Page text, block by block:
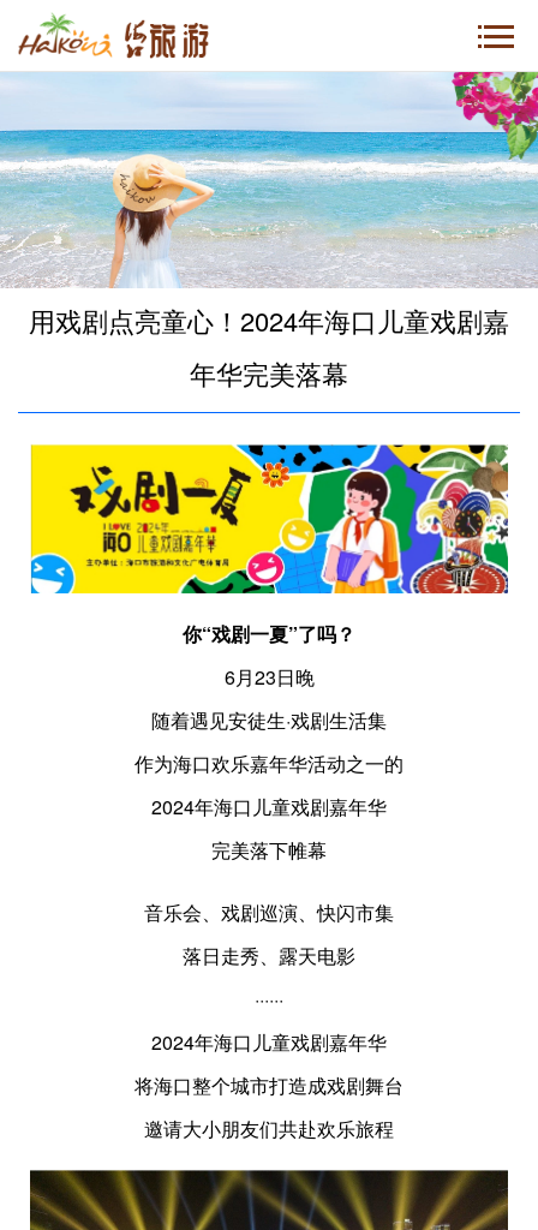
用戏剧点亮童心！2024年海口儿童戏剧嘉
年华完美落幕
你“戏剧一夏”了吗？
6月23日晚
随着遇见安徒生·戏剧生活集
作为海口欢乐嘉年华活动之一的
2024年海口儿童戏剧嘉年华
完美落下帷幕
音乐会、戏剧巡演、快闪市集
落日走秀、露天电影
······
2024年海口儿童戏剧嘉年华
将海口整个城市打造成戏剧舞台
邀请大小朋友们共赴欢乐旅程